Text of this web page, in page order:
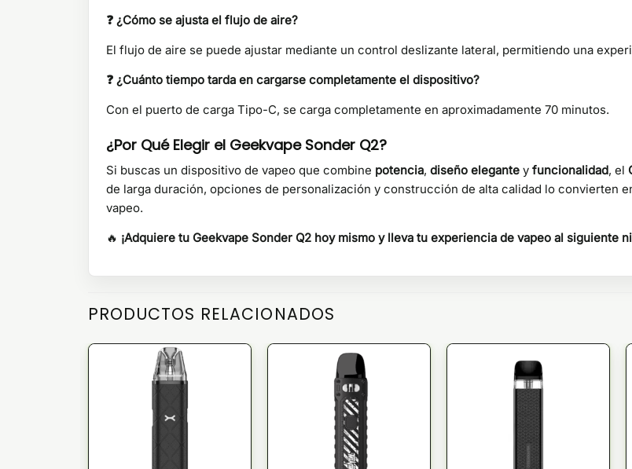
❓ ¿Cómo se ajusta el flujo de aire?
El flujo de aire se puede ajustar mediante un control deslizante lateral, permitiendo una
❓ ¿Cuánto tiempo tarda en cargarse completamente el dispositivo?
Con el puerto de carga Tipo-C, se carga completamente en aproximadamente 70 minutos.
¿Por Qué Elegir el Geekvape Sonder Q2?
Si buscas un dispositivo de vapeo que combine potencia, diseño elegante y funcionalidad, el
de larga duración, opciones de personalización y construcción de alta calidad lo convierten
vapeo.
🔥 ¡Adquiere tu Geekvape Sonder Q2 hoy mismo y lleva tu experiencia de vapeo al siguiente
PRODUCTOS RELACIONADOS